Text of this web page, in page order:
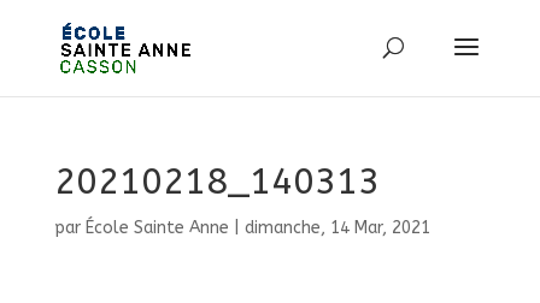
20210218_140313
par École Sainte Anne dimanche, 14 Mar, 2021